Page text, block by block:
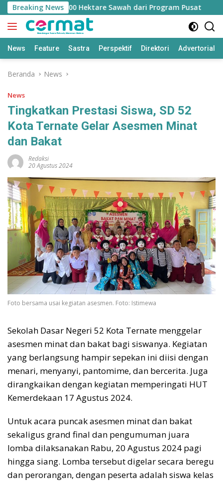
Langsung
ke
konten
Breaking News
Jatah 7.500 Hektare Sawah dari Program Pusat
News Feature Sastra Perspektif Direktori Advertorial
Beranda News
News
Tingkatkan Prestasi Siswa, SD 52
Kota Ternate Gelar Asesmen Minat
dan Bakat
Redaksi
20 Agustus 2024
Foto bersama usai kegiatan asesmen. Foto: Istimewa
Sekolah Dasar Negeri 52 Kota Ternate menggelar
asesmen minat dan bakat bagi siswanya. Kegiatan
yang berlangsung hampir sepekan ini diisi dengan
menari, menyanyi, pantomime, dan bercerita. Juga
dirangkaikan dengan kegiatan memperingati HUT
Kemerdekaan 17 Agustus 2024.
Untuk acara puncak asesmen minat dan bakat
sekaligus grand final dan pengumuman juara
lomba dilaksanakan Rabu, 20 Agustus 2024 pagi
hingga siang. Lomba tersebut digelar secara beregu
dan perorangan, dengan peserta adalah siswa kelas